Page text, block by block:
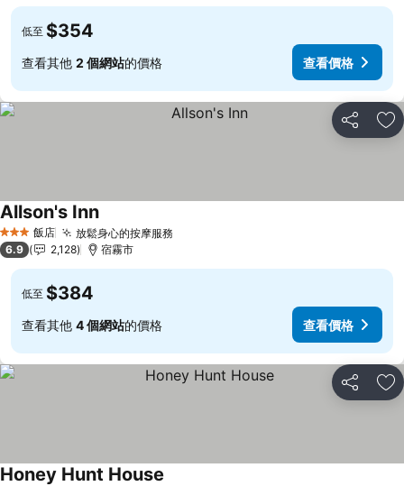
低至 $354
查看其他 2 個網站的價格 查看價格
分享 加
3 星級 飯店 放鬆身心的按摩服務
Allson's Inn查看價格
6.9 2,128 宿霧市
低至 $384
查看其他 4 個網站的價格 查看價格
分享 加
Honey Hunt House